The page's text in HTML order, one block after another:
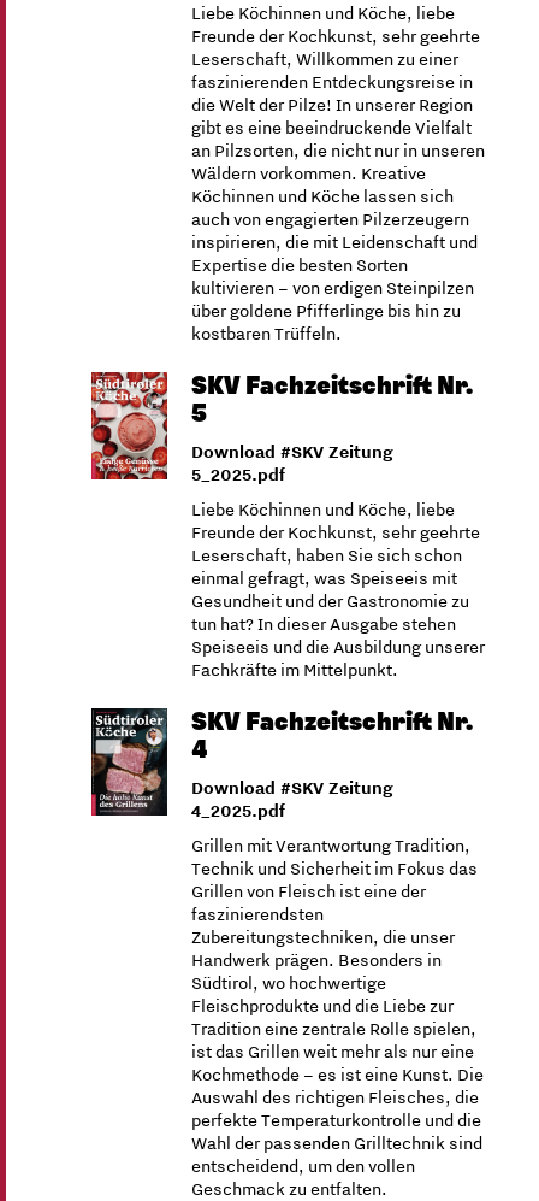
Liebe Köchinnen und Köche, liebe
Freunde der Kochkunst, sehr geehrte
Leserschaft, Willkommen zu einer
faszinierenden Entdeckungsreise in
die Welt der Pilze! In unserer Region
gibt es eine beeindruckende Vielfalt
an Pilzsorten, die nicht nur in unseren
Wäldern vorkommen. Kreative
Köchinnen und Köche lassen sich
auch von engagierten Pilzerzeugern
inspirieren, die mit Leidenschaft und
Expertise die besten Sorten
kultivieren – von erdigen Steinpilzen
über goldene Pfifferlinge bis hin zu
kostbaren Trüffeln.
SKV Fachzeitschrift Nr.
5
Download #SKV Zeitung
5_2025.pdf
Liebe Köchinnen und Köche, liebe
Freunde der Kochkunst, sehr geehrte
Leserschaft, haben Sie sich schon
einmal gefragt, was Speiseeis mit
Gesundheit und der Gastronomie zu
tun hat? In dieser Ausgabe stehen
Speiseeis und die Ausbildung unserer
Fachkräfte im Mittelpunkt.
SKV Fachzeitschrift Nr.
4
Download #SKV Zeitung
4_2025.pdf
Grillen mit Verantwortung Tradition,
Technik und Sicherheit im Fokus das
Grillen von Fleisch ist eine der
faszinierendsten
Zubereitungstechniken, die unser
Handwerk prägen. Besonders in
Südtirol, wo hochwertige
Fleischprodukte und die Liebe zur
Tradition eine zentrale Rolle spielen,
ist das Grillen weit mehr als nur eine
Kochmethode – es ist eine Kunst. Die
Auswahl des richtigen Fleisches, die
perfekte Temperaturkontrolle und die
Wahl der passenden Grilltechnik sind
entscheidend, um den vollen
Geschmack zu entfalten.